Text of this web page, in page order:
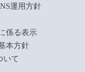
運用方針
係る表示
本方針
いて